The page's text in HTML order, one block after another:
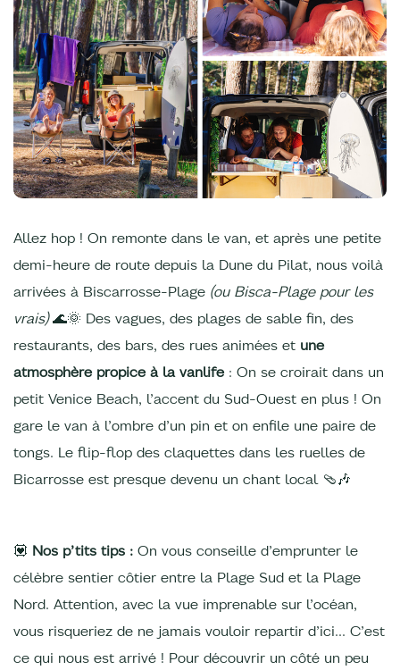
Allez hop ! On remonte dans le van, et après une petite
demi-heure de route depuis la Dune du Pilat, nous voilà
arrivées à Biscarrosse-Plage (ou Bisca-Plage pour les
vrais)🌊🌞 Des vagues, des plages de sable fin, des
restaurants, des bars, des rues animées et une
atmosphère propice à la vanlife: On se croirait dans un
petit Venice Beach, l’accent du Sud-Ouest en plus ! On
gare le van à l’ombre d’un pin et on enfile une paire de
tongs. Le flip-flop des claquettes dans les ruelles de
Bicarrosse est presque devenu un chant local 🩴🎶
💟 Nos p’tits tips : On vous conseille d’emprunter le
célèbre sentier côtier entre la Plage Sud et la Plage
Nord. Attention, avec la vue imprenable sur l’océan,
vous risqueriez de ne jamais vouloir repartir d’ici... C’est
ce qui nous est arrivé ! Pour découvrir un côté un peu